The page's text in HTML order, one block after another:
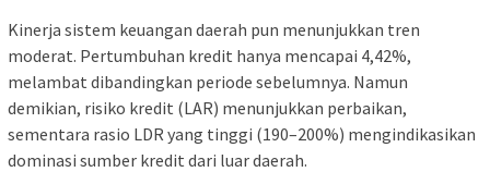
Kinerja sistem keuangan daerah pun menunjukkan tren
moderat. Pertumbuhan kredit hanya mencapai 4,42%,
melambat dibandingkan periode sebelumnya. Namun
demikian, risiko kredit (LAR) menunjukkan perbaikan,
sementara rasio LDR yang tinggi (190–200%) mengindikasikan
dominasi sumber kredit dari luar daerah.